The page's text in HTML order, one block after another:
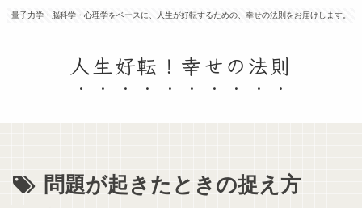
量子力学・脳科学・心理学をベースに、人生が好転するための、幸せの法則をお届けします。
人生好転！幸せの法則
問題が起きたときの捉え方